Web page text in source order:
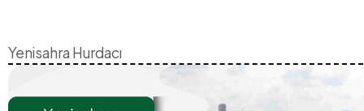
Yenisahra Hurdacı